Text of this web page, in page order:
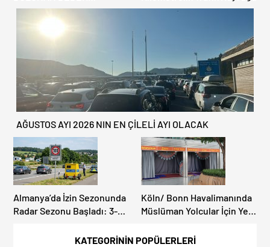
KATEGORİNİN POPÜLERLERİ
CENAZESİ ŞOK ETTİ
AĞUSTOS AYI 2026 NIN EN ÇİLELİ AYI OLACAK
Almanya’da İzin Sezonunda
Radar Sezonu Başladı: 3-9
Denetimi Yapılacak!
Köln/ Bonn Havalimanında
Müslüman Yolcular İçin Yeni